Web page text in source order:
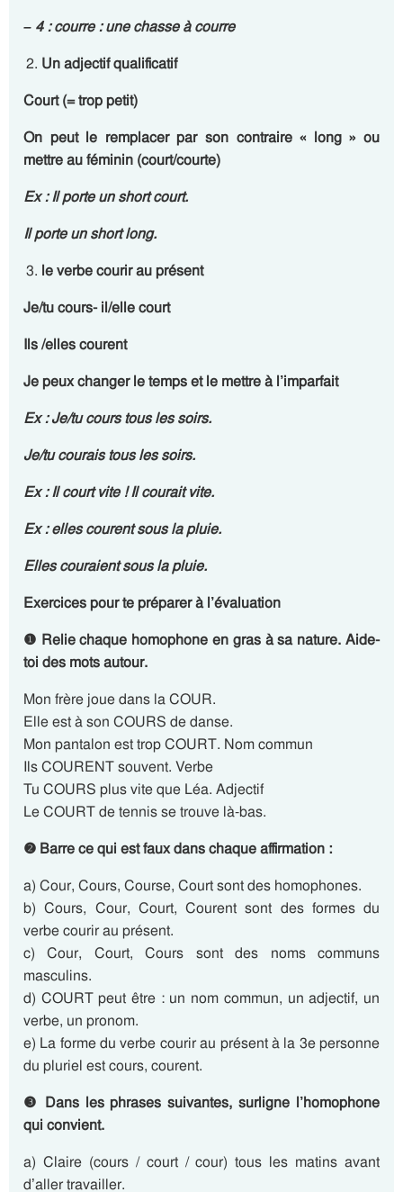
– 4 : courre : une chasse à courre
Un adjectif qualificatif
Court (= trop petit)
On peut le remplacer par son contraire « long » ou
mettre au féminin (court/courte)
Ex : Il porte un shortcourt.
Il porte un shortlong.
le verbe courir au présent
Je/tu cours- il/elle court
Ils /elles courent
Je peux changer le temps et le mettre à l’imparfait
Ex : Je/tucourstous les soirs.
Je/tucouraistous les soirs.
Ex : Ilcourtvite ! Ilcouraitvite.
Ex : ellescourentsous la pluie.
Ellescouraientsous la pluie.
Exercices pour te préparer à l’évaluation
❶ Relie chaque homophone en gras à sa nature. Aide-
toi des mots autour.
Mon frère joue dans la COUR.
Elle est à son COURS de danse.
Mon pantalon est trop COURT. Nom commun
Ils COURENT souvent. Verbe
Tu COURS plus vite que Léa. Adjectif
Le COURT de tennis se trouve là-bas.
❷ Barre ce qui est faux dans chaque affirmation :
a) Cour, Cours, Course, Court sont des homophones.
b) Cours, Cour, Court, Courent sont des formes du
verbe courir au présent.
c) Cour, Court, Cours sont des noms communs
masculins.
d) COURT peut être : un nom commun, un adjectif, un
verbe, un pronom.
e) La forme du verbe courir au présent à la 3e personne
du pluriel est cours, courent.
❸ Dans les phrases suivantes, surligne l’homophone
qui convient.
a) Claire (cours / court / cour) tous les matins avant
d’aller travailler.